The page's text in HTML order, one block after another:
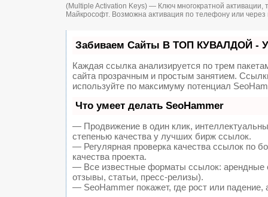
(Multiple Activation Keys) — Ключ многократной активации,
Майкрософт. Возможна активация по телефону или
Забиваем Сайты В ТОП КУВАЛДОЙ -
Каждая ссылка анализируется по трем
сайта прозрачным и простым занятием.
используйте по максимуму потенциал
Что умеет делать SeoHammer
— Продвижение в один клик,
степенью качества у лучших бирж ссылок.
— Регулярная проверка качества ссылок по
качества проекта.
— Все известные форматы ссылок: арендные
отзывы, статьи, пресс-релизы).
— SeoHammer покажет, где рост или